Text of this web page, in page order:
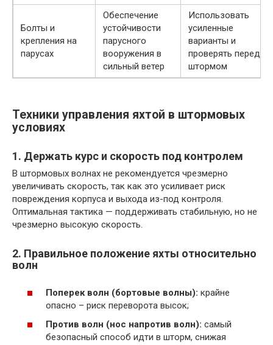
Болты и
крепления на
парусах
Обеспечение
устойчивости
парусного
вооружения в
сильный ветер
Использовать
усиленные
варианты и
проверять перед
штормом
Техники управления яхтой в штормовых
условиях
1. Держать курс и скорость под контролем
В штормовых волнах не рекомендуется чрезмерно
увеличивать скорость, так как это усиливает риск
повреждения корпуса и выхода из-под контроля.
Оптимальная тактика — поддерживать стабильную, но не
чрезмерно высокую скорость.
2. Правильное положение яхты относительно
волн
Поперек волн (бортовые волны): крайне
опасно – риск переворота высок;
Против волн (нос напротив волн): самый
безопасный способ идти в шторм, снижая